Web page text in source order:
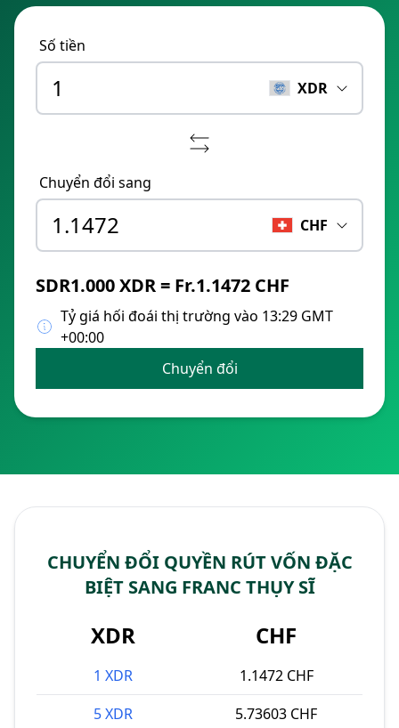
Số tiền
XDR
Chuyển đổi sang
CHF
SDR1.000 XDR = Fr.1.1472 CHF
Tỷ giá hối đoái thị trường vào 13:29 GMT
+00:00
Chuyển đổi
CHUYỂN ĐỔI QUYỀN RÚT VỐN ĐẶC
BIỆT SANG FRANC THỤY SĨ
XDR CHF
1 XDR
1.1472 CHF
5 XDR
5.73603 CHF